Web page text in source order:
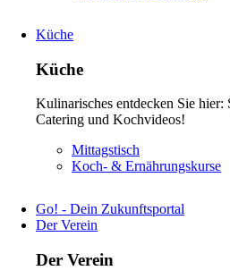
Küche
Küche
Kulinarisches entdecken Sie hier:
Catering und Kochvideos!
Navigation
überspringen
Mittagstisch
Koch- & Ernährungskurse
Go! - Dein Zukunftsportal
Der Verein
Der Verein